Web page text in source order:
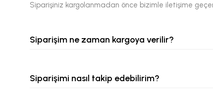
Siparişiniz kargolanmadan önce bizimle iletişime
Siparişim ne zaman kargoya verilir?
Siparişimi nasıl takip edebilirim?